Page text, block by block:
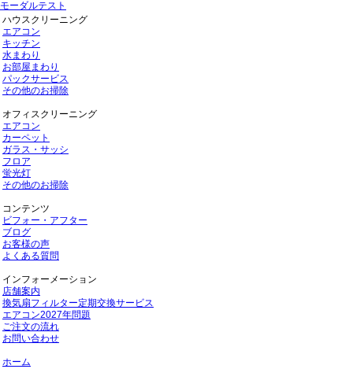
モーダルテスト
ハウスクリーニング
エアコン
キッチン
水まわり
お部屋まわり
パックサービス
その他のお掃除
オフィスクリーニング
エアコン
カーペット
ガラス・サッシ
フロア
蛍光灯
その他のお掃除
コンテンツ
ビフォー・アフター
ブログ
お客様の声
よくある質問
インフォーメーション
店舗案内
換気扇フィルター定期交換サービス
エアコン2027年問題
ご注文の流れ
お問い合わせ
ホーム